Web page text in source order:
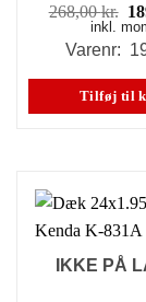
268,00kr.
inkl.
Varenr:
Tilføj til
IKKE PÅ